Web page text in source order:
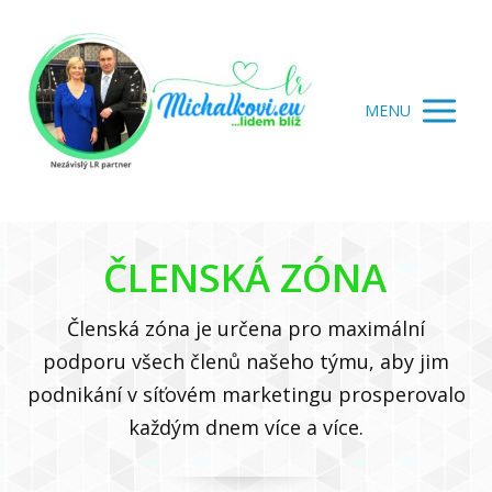
MENU
ČLENSKÁ ZÓNA
Členská zóna je určena pro maximální
podporu všech členů našeho týmu, aby jim
podnikání v síťovém marketingu prosperovalo
každým dnem více a více.